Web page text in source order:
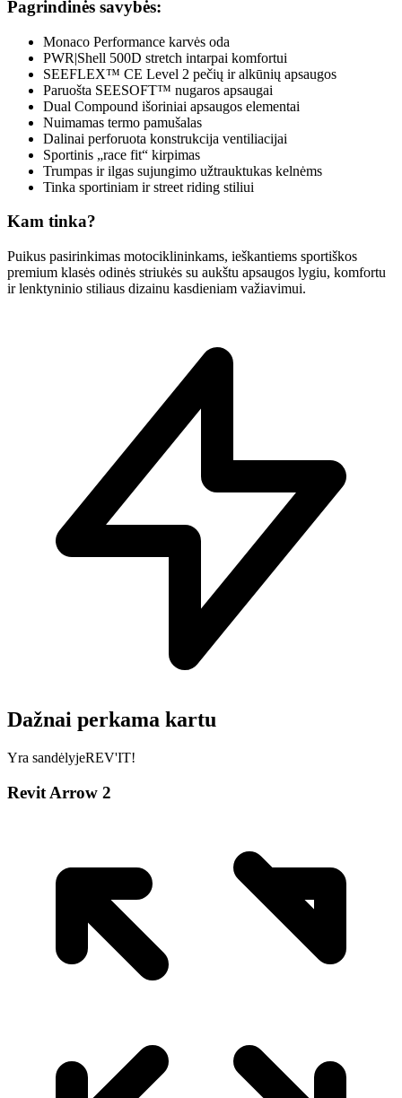
Pagrindinės savybės:
Monaco Performance karvės oda
PWR|Shell 500D stretch intarpai komfortui
SEEFLEX™ CE Level 2 pečių ir alkūnių apsaugos
Paruošta SEESOFT™ nugaros apsaugai
Dual Compound išoriniai apsaugos elementai
Nuimamas termo pamušalas
Dalinai perforuota konstrukcija ventiliacijai
Sportinis „race fit“ kirpimas
Trumpas ir ilgas sujungimo užtrauktukas kelnėms
Tinka sportiniam ir street riding stiliui
Kam tinka?
Puikus pasirinkimas motociklininkams, ieškantiems sportiškos
premium klasės odinės striukės su aukštu apsaugos lygiu, komfortu
ir lenktyninio stiliaus dizainu kasdieniam važiavimui.
Dažnai perkama kartu
Yra sandėlyjeREV'IT!
Revit Arrow 2